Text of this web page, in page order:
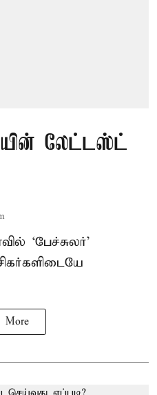
லேட்டஸ்ட்
‘பேச்சுலர்’
More